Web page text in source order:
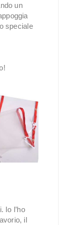
un
speciale
Io l’ho
il